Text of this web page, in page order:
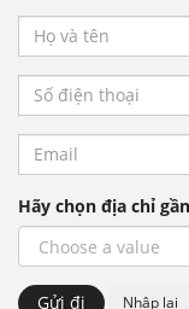
Hãy chọn địa chỉ